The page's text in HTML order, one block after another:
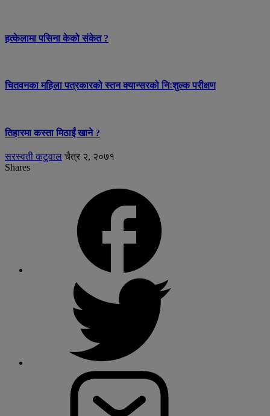
हत्केलामा पसिना केको संकेत ?
चितवनका महिला पत्रकारको स्तन क्यान्सरको निःशुल्क परीक्षण
तिहारमा कस्ता मिठाईं खाने ?
सरस्वती कटुवाल चैत्र २, २०७१
Shares